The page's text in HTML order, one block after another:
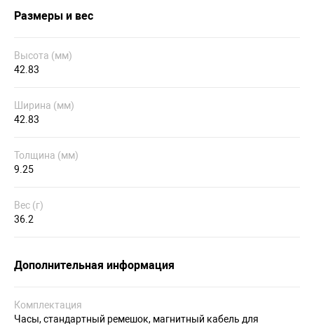
Размеры и вес
Высота (мм)
42.83
Ширина (мм)
42.83
Толщина (мм)
9.25
Вес (г)
36.2
Дополнительная информация
Комплектация
Часы, стандартный ремешок, магнитный кабель для